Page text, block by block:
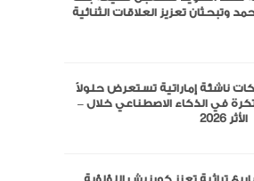
ناشئة إماراتية تستعرض حلولاً
في الذكاء الاصطناعي خلال –